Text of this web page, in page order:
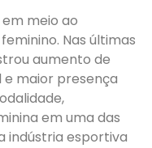
meio ao
Nas últimas
aumento de
e maior presença
em uma das
indústria esportiva